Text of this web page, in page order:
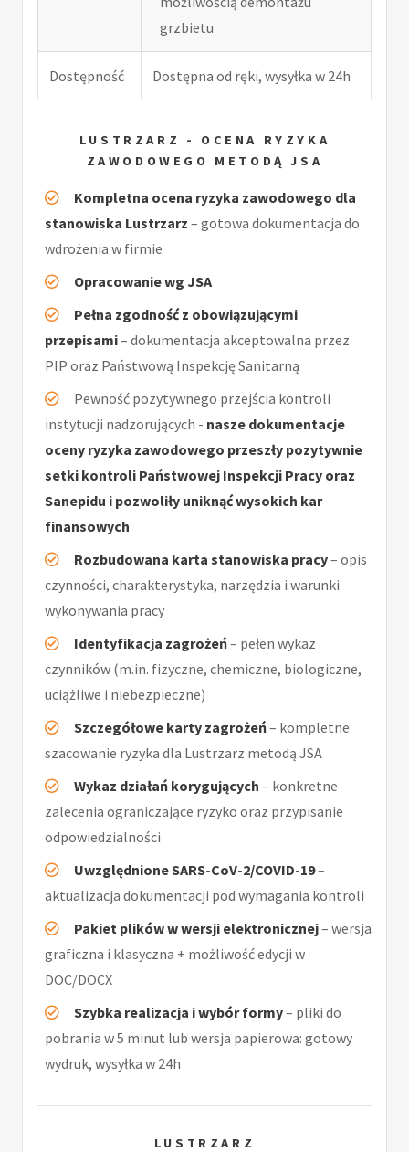
grzbietu
Dostępność Dostępna od ręki, wysyłka w 24h
LUSTRZARZ - OCENA RYZYKA
ZAWODOWEGO METODĄ JSA
Kompletna ocena ryzyka zawodowego dla
stanowiska Lustrzarz – gotowa dokumentacja do
wdrożenia w firmie
Opracowanie wg JSA
Pełna zgodność z obowiązującymi
przepisami– dokumentacja akceptowalna przez
PIP oraz Państwową Inspekcję Sanitarną
Pewność pozytywnego przejścia kontroli
instytucji nadzorujących - nasze dokumentacje
oceny ryzyka zawodowego przeszły pozytywnie
setki kontroli Państwowej Inspekcji Pracy oraz
Sanepidu i pozwoliły uniknąć wysokich kar
finansowych
Rozbudowana karta stanowiska pracy– opis
czynności, charakterystyka, narzędzia i warunki
wykonywania pracy
Identyfikacja zagrożeń– pełen wykaz
czynników (m.in. fizyczne, chemiczne, biologiczne,
uciążliwe i niebezpieczne)
Szczegółowe karty zagrożeń– kompletne
szacowanie ryzyka dla Lustrzarz metodą JSA
Wykaz działań korygujących – konkretne
zalecenia ograniczające ryzyko oraz przypisanie
odpowiedzialności
Uwzględnione SARS-CoV-2/COVID-19–
aktualizacja dokumentacji pod wymagania kontroli
Pakiet plików w wersji elektronicznej– wersja
graficzna i klasyczna + możliwość edycji w
DOC/DOCX
Szybka realizacja i wybór formy– pliki do
pobrania w 5 minut lub wersja papierowa: gotowy
wydruk, wysyłka w 24h
LUSTRZARZ